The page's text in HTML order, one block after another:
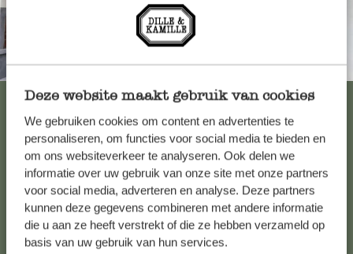
Deze website maakt gebruik van cookies
We gebruiken cookies om content en advertenties te
personaliseren, om functies voor social media te bieden en
om ons websiteverkeer te analyseren. Ook delen we
informatie over uw gebruik van onze site met onze partners
voor social media, adverteren en analyse. Deze partners
kunnen deze gegevens combineren met andere informatie
die u aan ze heeft verstrekt of die ze hebben verzameld op
basis van uw gebruik van hun services.
Toujours à proximité
Voir les 62 magasins
Service clientèle
Pour toute question ou demande de conseil ou d’aide,
veuillez contacter notre service clientèle. Ou retrouvez ici
nos réponses auxquestions les plus fréquemment posées